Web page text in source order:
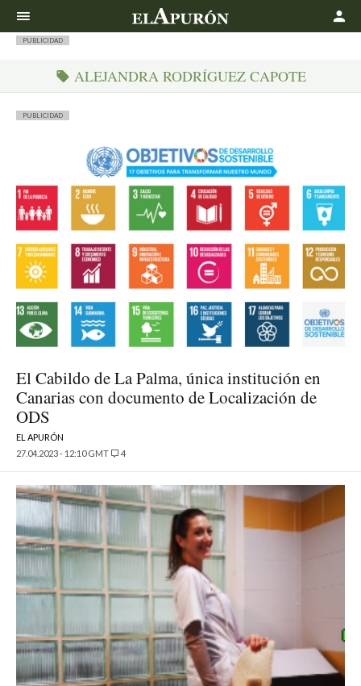
PUBLICIDAD
ALEJANDRA RODRÍGUEZ CAPOTE
PUBLICIDAD
El Cabildo de La Palma, única institución en
Canarias con documento de Localización de
ODS
EL APURÓN
27.04.2023 - 12:10 GMT
4